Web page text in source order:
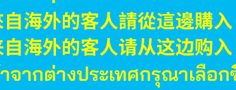
JANコード
商品番号
商品カテゴリ